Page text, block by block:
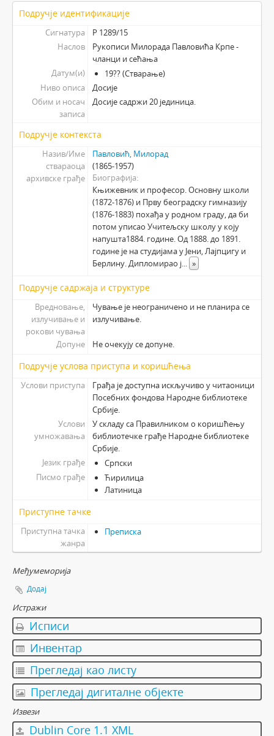
Подручје идентификације
Сигнатура
Р 1289/15
Наслов
Рукописи Милорада Павловића Крпе -
чланци и сећања
Датум(и)
19?? (Стварање)
Ниво описа
Досије
Обим и носач
записа
Досије садржи 20 јединица.
Подручје контекста
Назив/Име
ствараоца
архивске грађе
Павловић, Милорад
(1865-1957)
Биографија
Књижевник и професор. Основну школи
(1872-1876) и Прву београдску гимназију
(1876-1883) похађа у родном граду, да би
потом уписао Учитељску школу у коју
напушта1884. године. Од 1888. до 1891.
године је на студијама у Јени, Лајпцигу и
Берлину. Дипломирао ј... »
Подручје садржаја и структуре
Вредновање,
излучивање и
рокови чувања
Чување је неограничено и не планира се
излучивање.
Допуне Не очекују се допуне.
Подручје услова приступа и коришћења
Услови приступа
Грађа је доступна искључиво у читаоници
Посебних фондова Народне библиотеке
Србије.
Услови
умножавања
У складу са Правилником о коришћењу
библиотечке грађе Народне библиотеке
Србије.
Језик грађе
Српски
Писмо грађе
Ћирилица
Латиница
Приступне тачке
Приступна тачка
жанра
Преписка
Међумеморија
Додај
Истражи
Исписи
Инвентар
Прегледај као листу
Прегледај дигиталне објекте
Извези
Dublin Core 1.1 XML